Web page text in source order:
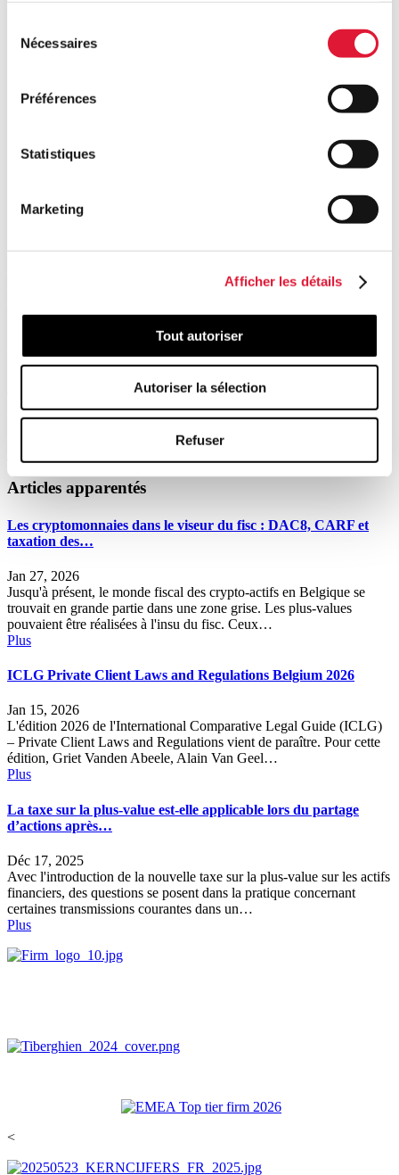
Nécessaires
Préférences
Statistiques
Marketing
Afficher les détails
Tout autoriser
Autoriser la sélection
Refuser
Print
Griet Vanden Abeele, Alain Van Geel et Emilie Van Goidsenhoven
Comparative Legal Guide (ICLG) - Private Client Laws and
Regulations. Cette 14e édition aborde les questions les plus
courantes en matière de droit de la clientèle privée, notamment la
planification fiscale avant l'entrée, les questions fiscales relatives aux
et les fondations, les questions relatives à l'immigration et les
conventions fiscales.
La publication est disponible en ligne:Private Client Laws and
Articles apparentés
Les cryptomonnaies dans le viseur du fisc : DAC8, CARF et
taxation des…
Jan 27, 2026
Jusqu'à présent, le monde fiscal des crypto-actifs en Belgique se
trouvait en grande partie dans une zone grise. Les plus-values
pouvaient être réalisées à l'insu du fisc. Ceux…
Plus
ICLG Private Client Laws and Regulations Belgium 2026
Jan 15, 2026
L'édition 2026 de l'International Comparative Legal Guide (ICLG)
– Private Client Laws and Regulations vient de paraître. Pour cette
édition, Griet Vanden Abeele, Alain Van Geel…
Plus
La taxe sur la plus-value est-elle applicable lors du partage
d’actions après…
Déc 17, 2025
Avec l'introduction de la nouvelle taxe sur la plus-value sur les actifs
financiers, des questions se posent dans la pratique concernant
certaines transmissions courantes dans un…
Plus
<